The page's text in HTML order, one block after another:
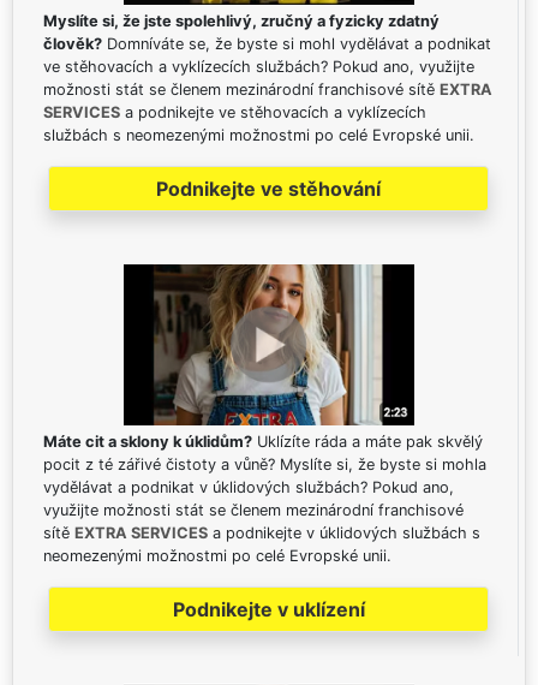
Myslíte si, že jste spolehlivý, zručný a fyzicky zdatný
člověk? Domníváte se, že byste si mohl vydělávat a podnikat
ve stěhovacích a vyklízecích službách? Pokud ano, využijte
možnosti stát se členem mezinárodní franchisové sítě EXTRA
SERVICES a podnikejte ve stěhovacích a vyklízecích
službách s neomezenými možnostmi po celé Evropské unii.
Podnikejte ve stěhování
Máte cit a sklony k úklidům? Uklízíte ráda a máte pak skvělý
pocit z té zářivé čistoty a vůně? Myslíte si, že byste si mohla
vydělávat a podnikat v úklidových službách? Pokud ano,
využijte možnosti stát se členem mezinárodní franchisové
sítě EXTRA SERVICES a podnikejte v úklidových službách s
neomezenými možnostmi po celé Evropské unii.
Podnikejte v uklízení